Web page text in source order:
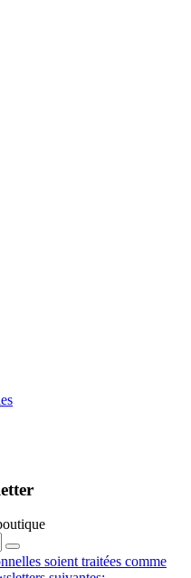
soient traitées comme